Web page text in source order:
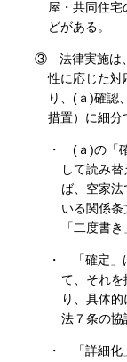
屋・共同住宅
どがある。
③ 法律実施は
性に応じた対
り、(ａ)確認
措置）に細分
・ (ａ)の「
して読み
ば、空家
いる関係
「二度書
・ 「確定」
て、それを
り、具体
法７条の協
・ 「詳細化